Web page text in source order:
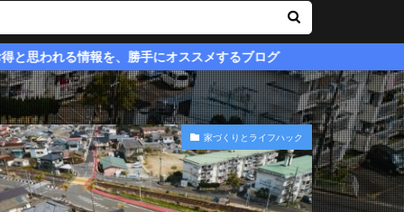
を、勝手にオススメするブログ
家づくりとライフハック